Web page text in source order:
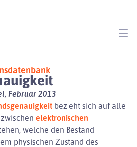
Februar 2013
bezieht sich auf alle
elektronischen
welche den Bestand
physischen Zustand des